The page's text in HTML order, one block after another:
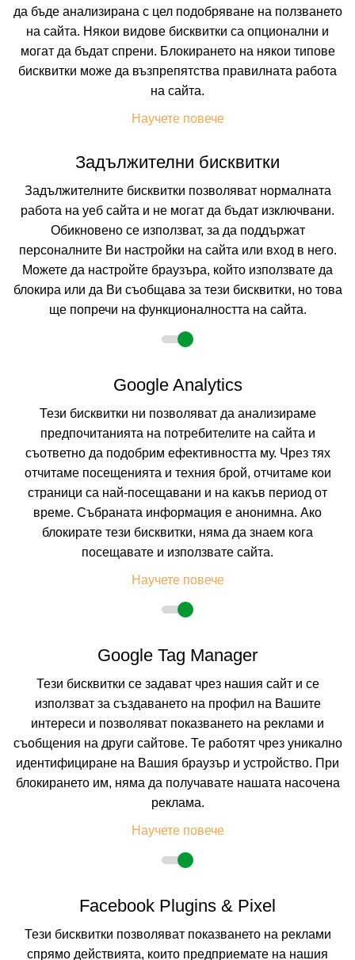
BARCELONA CENTURY HOTEL
BARCELONA, SPAIN
(от 0 мнения на клиенти)
На изплащане с
Пълно описание на хотела
КАЛКУЛИРАЙ ЦЕНА
EXE PLAZA CATALUNYA
BARCELONA, SPAIN Покажи на картата
0.0 (от 0 мнения на клиенти)
цена от166.25 лв. /85.00 €
На изплащане с
BARCELONA, SPAIN Покажи на картата
0.0 (от 0 мнения на клиенти)
да бъде анализирана с цел подобряване на ползването
на сайта. Някои видове бисквитки са опционални и
могат да бъдат спрени. Блокирането на някои типове
бисквитки може да възпрепятства правилната работа
на сайта.
Научете повече
Задължителни бисквитки
Задължителните бисквитки позволяват нормалната
работа на уеб сайта и не могат да бъдат изключвани.
Обикновено се използват, за да поддържат
персоналните Ви настройки на сайта или вход в него.
Можете да настройте браузъра, който използвате да
блокира или да Ви съобщава за тези бисквитки, но това
ще попречи на функционалността на сайта.
Google Analytics
Тези бисквитки ни позволяват да анализираме
предпочитанията на потребителите на сайта и
съответно да подобрим ефективността му. Чрез тях
отчитаме посещенията и техния брой, отчитаме кои
страници са най-посещавани и на какъв период от
време. Събраната информация е анонимна. Ако
блокирате тези бисквитки, няма да знаем кога
посещавате и използвате сайта.
Научете повече
Google Tag Manager
Тези бисквитки се задават чрез нашия сайт и се
използват за създаването на профил на Вашите
интереси и позволяват показването на реклами и
съобщения на други сайтове. Те работят чрез уникално
идентифициране на Вашия браузър и устройство. При
блокирането им, няма да получавате нашата насочена
реклама.
Научете повече
Facebook Plugins & Pixel
Тези бисквитки позволяват показването на реклами
спрямо действията, които предприемате на нашия